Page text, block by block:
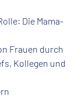
Die Mama-
Frauen durch
Kollegen und